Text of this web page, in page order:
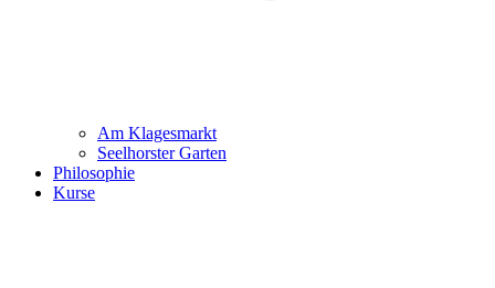
Am Klagesmarkt
Seelhorster Garten
Philosophie
Kurse